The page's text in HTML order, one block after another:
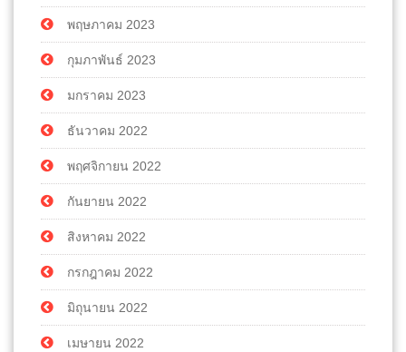
พฤษภาคม 2023
กุมภาพันธ์ 2023
มกราคม 2023
ธันวาคม 2022
พฤศจิกายน 2022
กันยายน 2022
สิงหาคม 2022
กรกฎาคม 2022
มิถุนายน 2022
เมษายน 2022